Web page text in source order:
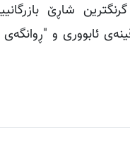
شاڕێ
ئابووری و